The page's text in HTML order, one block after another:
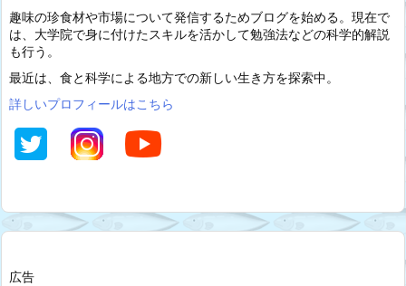
趣味の珍食材や市場について発信するためブログを始める。現在で
は、大学院で身に付けたスキルを活かして勉強法などの科学的解説
も行う。
最近は、食と科学による地方での新しい生き方を探索中。
詳しいプロフィールはこちら
広告